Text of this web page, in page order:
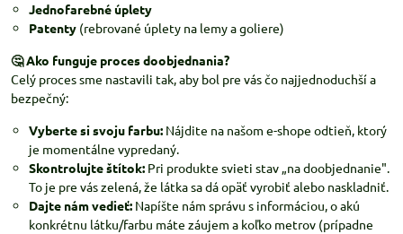
Jednofarebné úplety
Patenty (rebrované úplety na lemy a goliere)
🤔 Ako funguje proces doobjednania?
Celý proces sme nastavili tak, aby bol pre vás čo najjednoduchší a
bezpečný:
Vyberte si svoju farbu: Nájdite na našom e-shope odtieň, ktorý
je momentálne vypredaný.
Skontrolujte štítok: Pri produkte svieti stav „na doobjednanie".
To je pre vás zelená, že látka sa dá opäť vyrobiť alebo naskladniť.
Dajte nám vedieť: Napíšte nám správu s informáciou, o akú
konkrétnu látku/farbu máte záujem a koľko metrov (prípadne